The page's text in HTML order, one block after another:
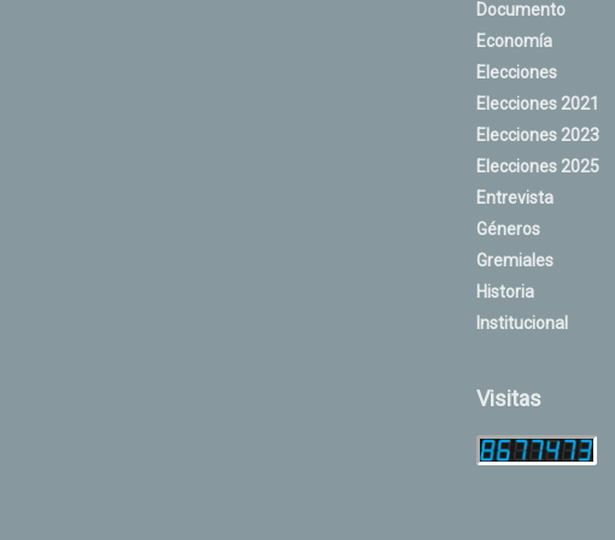
Documento
Economía
Elecciones
Elecciones 2021
Elecciones 2023
Elecciones 2025
Entrevista
Géneros
Gremiales
Historia
Institucional
Visitas